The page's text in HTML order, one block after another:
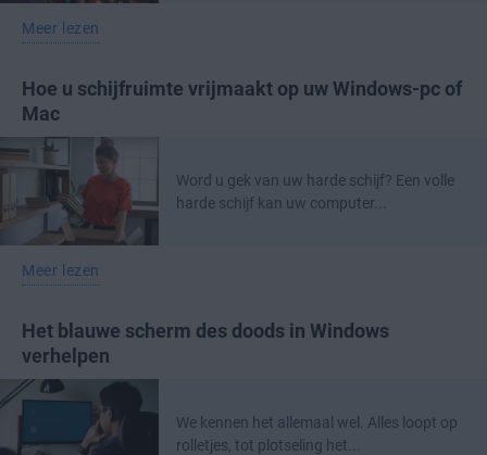
Meer lezen
Hoe u schijfruimte vrijmaakt op uw Windows-pc of
Mac
Word u gek van uw harde schijf? Een volle
harde schijf kan uw computer...
Meer lezen
Het blauwe scherm des doods in Windows
verhelpen
We kennen het allemaal wel. Alles loopt op
rolletjes, tot plotseling het...